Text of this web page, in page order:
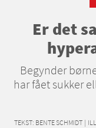
Er det
Begynder
har fået sukker
TEKST: BENTE SCHMIDT |